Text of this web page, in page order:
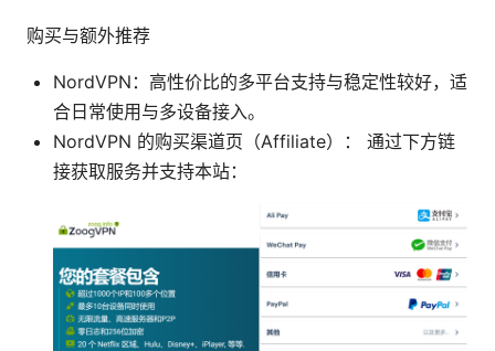
购买与额外推荐
NordVPN：高性价比的多平台支持与稳定性较好，适
合日常使用与多设备接入。
NordVPN 的购买渠道页（Affiliate）： 通过下方链
接获取服务并支持本站：